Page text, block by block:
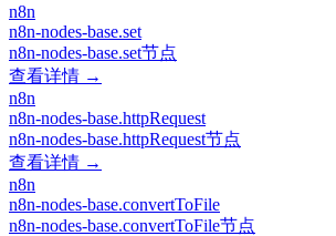
n8n
n8n-nodes-base.set
n8n-nodes-base.set节点
查看详情 →
n8n
n8n-nodes-base.httpRequest
n8n-nodes-base.httpRequest节点
查看详情 →
n8n
n8n-nodes-base.convertToFile
n8n-nodes-base.convertToFile节点